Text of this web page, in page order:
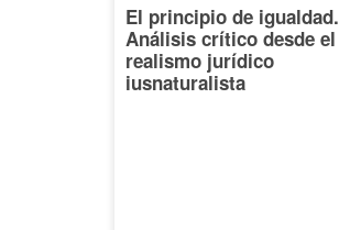
El principio de igualdad.
Análisis crítico desde el
realismo jurídico
iusnaturalista